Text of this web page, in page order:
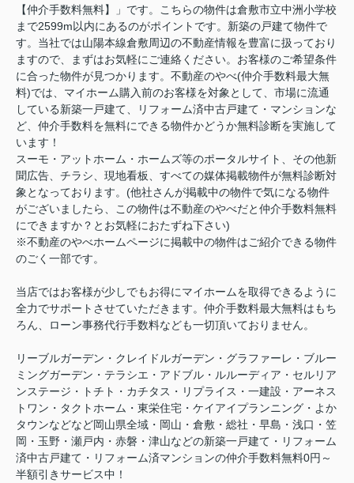
【仲介手数料無料】」です。こちらの物件は倉敷市立中洲小学校
まで2599m以内にあるのがポイントです。新築の戸建て物件で
す。当社では山陽本線倉敷周辺の不動産情報を豊富に扱っており
ますので、まずはお気軽にご連絡ください。お客様のご希望条件
に合った物件が見つかります。不動産のやべ(仲介手数料最大無
料)では、マイホーム購入前のお客様を対象として、市場に流通
している新築一戸建て、リフォーム済中古戸建て・マンションな
ど、仲介手数料を無料にできる物件かどうか無料診断を実施して
います！
スーモ・アットホーム・ホームズ等のポータルサイト、その他新
聞広告、チラシ、現地看板、すべての媒体掲載物件が無料診断対
象となっております。(他社さんが掲載中の物件で気になる物件
がございましたら、この物件は不動産のやべだと仲介手数料無料
にできますか？とお気軽におたずね下さい)
※不動産のやべホームページに掲載中の物件はご紹介できる物件
のごく一部です。
当店ではお客様が少しでもお得にマイホームを取得できるように
全力でサポートさせていただきます。仲介手数料最大無料はもち
ろん、ローン事務代行手数料なども一切頂いておりません。
リーブルガーデン・クレイドルガーデン・グラファーレ・ブルー
ミングガーデン・テラシエ・アドブル・ルルーディア・セルリア
ンステージ・トチト・カチタス・リプライス・一建設・アーネス
トワン・タクトホーム・東栄住宅・ケイアイプランニング・よか
タウンなどなど岡山県全域・岡山・倉敷・総社・早島・浅口・笠
岡・玉野・瀬戸内・赤磐・津山などの新築一戸建て・リフォーム
済中古戸建て・リフォーム済マンションの仲介手数料無料0円～
半額引きサービス中！